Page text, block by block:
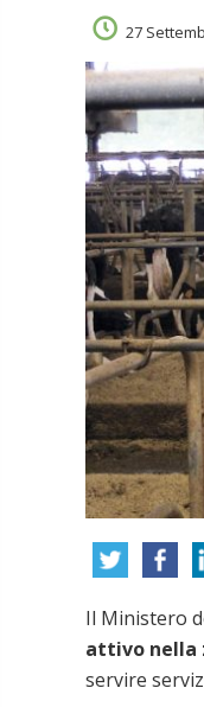
27
Il Ministero
attivo nella
servire